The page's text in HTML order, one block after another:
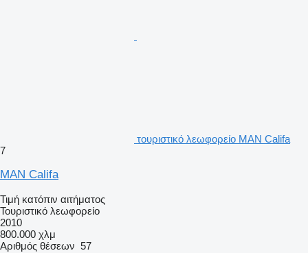
τουριστικό λεωφορείο MAN Califa
7
MAN Califa
Τιμή κατόπιν αιτήματος
Τουριστικό λεωφορείο
2010
800.000 χλμ
Αριθμός θέσεων 57